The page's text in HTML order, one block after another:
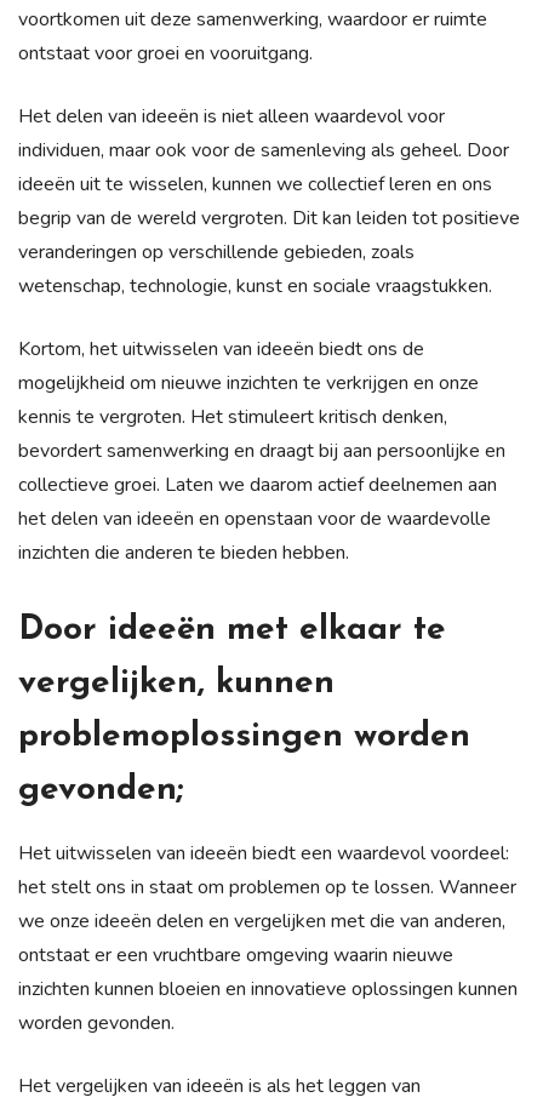
voortkomen uit deze samenwerking, waardoor er ruimte
ontstaat voor groei en vooruitgang.
Het delen van ideeën is niet alleen waardevol voor
individuen, maar ook voor de samenleving als geheel. Door
ideeën uit te wisselen, kunnen we collectief leren en ons
begrip van de wereld vergroten. Dit kan leiden tot positieve
veranderingen op verschillende gebieden, zoals
wetenschap, technologie, kunst en sociale vraagstukken.
Kortom, het uitwisselen van ideeën biedt ons de
mogelijkheid om nieuwe inzichten te verkrijgen en onze
kennis te vergroten. Het stimuleert kritisch denken,
bevordert samenwerking en draagt bij aan persoonlijke en
collectieve groei. Laten we daarom actief deelnemen aan
het delen van ideeën en openstaan voor de waardevolle
inzichten die anderen te bieden hebben.
Door ideeën met elkaar te
vergelijken, kunnen
problemoplossingen worden
gevonden;
Het uitwisselen van ideeën biedt een waardevol voordeel:
het stelt ons in staat om problemen op te lossen. Wanneer
we onze ideeën delen en vergelijken met die van anderen,
ontstaat er een vruchtbare omgeving waarin nieuwe
inzichten kunnen bloeien en innovatieve oplossingen kunnen
worden gevonden.
Het vergelijken van ideeën is als het leggen van